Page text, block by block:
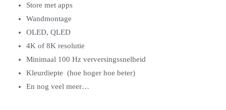
Store met apps
Wandmontage
OLED, QLED
4K of 8K resolutie
Minimaal 100 Hz verversingssnelheid
Kleurdiepte (hoe hoger hoe beter)
En nog veel meer…